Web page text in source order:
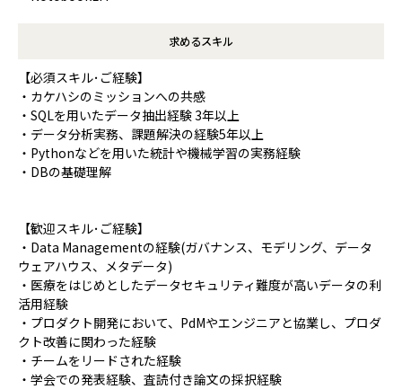
求めるスキル
【必須スキル･ご経験】
・カケハシのミッションへの共感
・SQLを用いたデータ抽出経験 3年以上
・データ分析実務、課題解決の経験5年以上
・Pythonなどを用いた統計や機械学習の実務経験
・DBの基礎理解
【歓迎スキル･ご経験】
・Data Managementの経験(ガバナンス、モデリング、データ
ウェアハウス、メタデータ)
・医療をはじめとしたデータセキュリティ難度が高いデータの利
活用経験
・プロダクト開発において、PdMやエンジニアと協業し、プロダ
クト改善に関わった経験
・チームをリードされた経験
・学会での発表経験、査読付き論文の採択経験